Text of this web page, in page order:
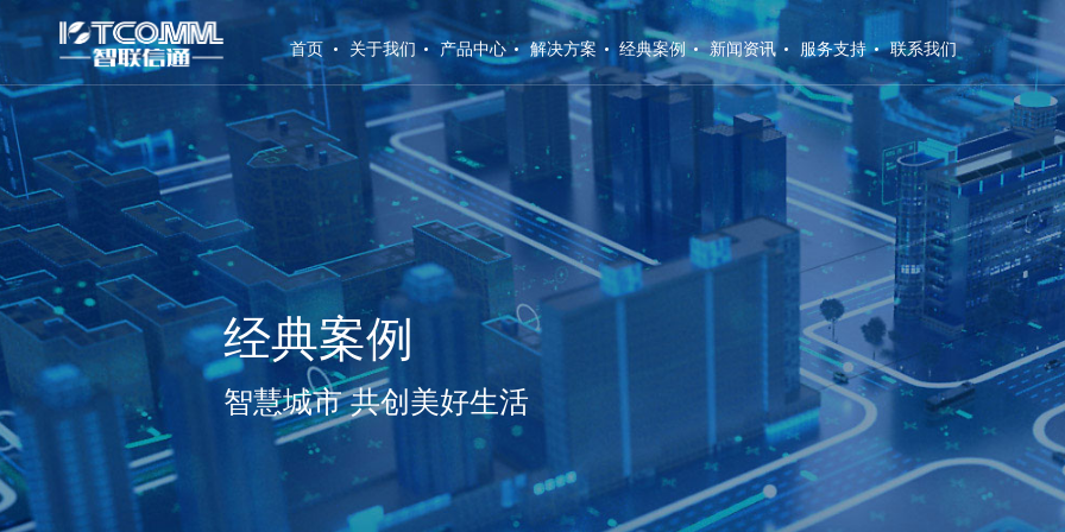
首页
(current)
关于我们
产品中心 解决方案 经典案例 新闻资讯 服务支持 联系我们
经典案例
智慧城市 共创美好生活